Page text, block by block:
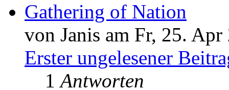
Gathering of Nation
von Janis am Fr, 25.
Erster ungelesener
1Antworten